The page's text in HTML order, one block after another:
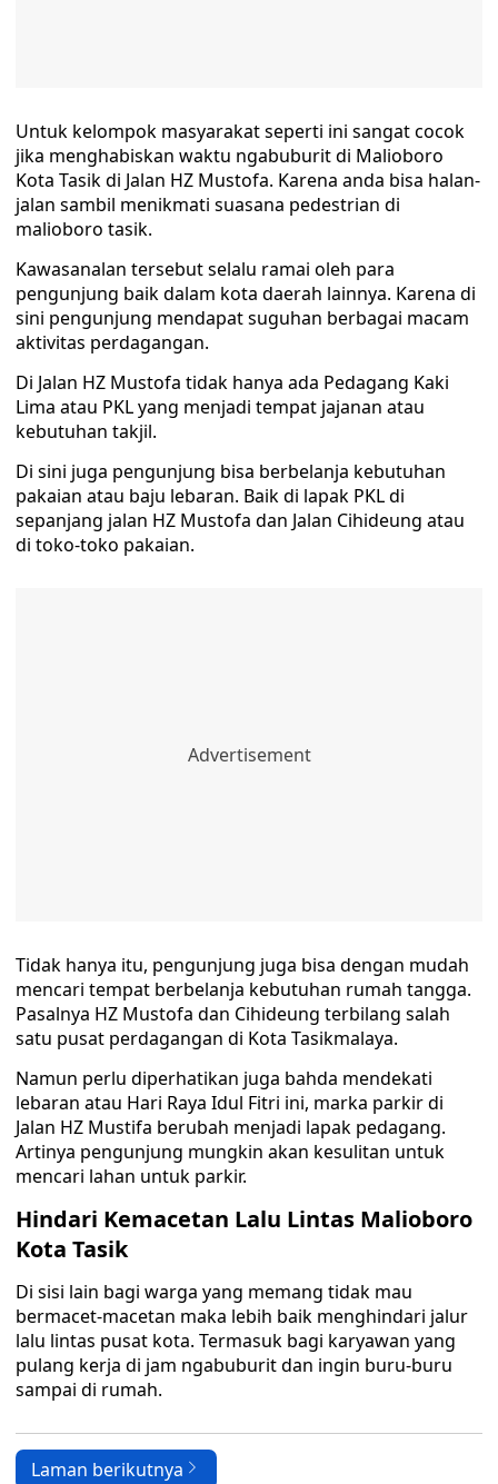
Untuk kelompok masyarakat seperti ini sangat cocok
jika menghabiskan waktu ngabuburit di Malioboro
Kota Tasik di Jalan HZ Mustofa. Karena anda bisa halan-
jalan sambil menikmati suasana pedestrian di
malioboro tasik.
Kawasanalan tersebut selalu ramai oleh para
pengunjung baik dalam kota daerah lainnya. Karena di
sini pengunjung mendapat suguhan berbagai macam
aktivitas perdagangan.
Di Jalan HZ Mustofa tidak hanya ada Pedagang Kaki
Lima atau PKL yang menjadi tempat jajanan atau
kebutuhan takjil.
Di sini juga pengunjung bisa berbelanja kebutuhan
pakaian atau baju lebaran. Baik di lapak PKL di
sepanjang jalan HZ Mustofa dan Jalan Cihideung atau
di toko-toko pakaian.
Tidak hanya itu, pengunjung juga bisa dengan mudah
mencari tempat berbelanja kebutuhan rumah tangga.
Pasalnya HZ Mustofa dan Cihideung terbilang salah
satu pusat perdagangan di Kota Tasikmalaya.
Namun perlu diperhatikan juga bahda mendekati
lebaran atau Hari Raya Idul Fitri ini, marka parkir di
Jalan HZ Mustifa berubah menjadi lapak pedagang.
Artinya pengunjung mungkin akan kesulitan untuk
mencari lahan untuk parkir.
Hindari Kemacetan Lalu Lintas Malioboro
Kota Tasik
Di sisi lain bagi warga yang memang tidak mau
bermacet-macetan maka lebih baik menghindari jalur
lalu lintas pusat kota. Termasuk bagi karyawan yang
pulang kerja di jam ngabuburit dan ingin buru-buru
sampai di rumah.
Laman berikutnya